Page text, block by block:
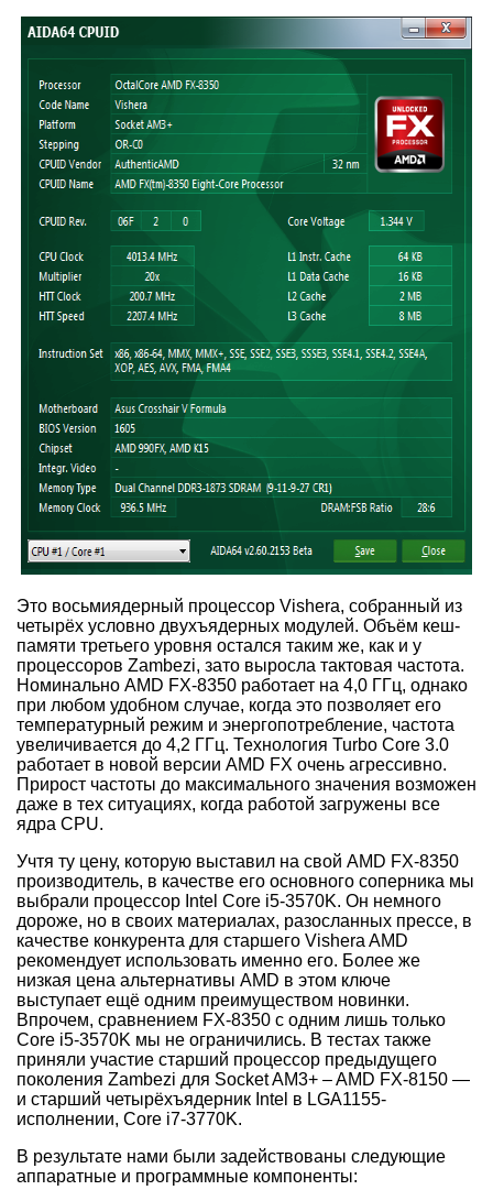
Это восьмиядерный процессор Vishera, собранный из
четырёх условно двухъядерных модулей. Объём кеш-
памяти третьего уровня остался таким же, как и у
процессоров Zambezi, зато выросла тактовая частота.
Номинально AMD FX-8350 работает на 4,0 ГГц, однако
при любом удобном случае, когда это позволяет его
температурный режим и энергопотребление, частота
увеличивается до 4,2 ГГц. Технология Turbo Core 3.0
работает в новой версии AMD FX очень агрессивно.
Прирост частоты до максимального значения возможен
даже в тех ситуациях, когда работой загружены все
ядра CPU.
Учтя ту цену, которую выставил на свой AMD FX-8350
производитель, в качестве его основного соперника мы
выбрали процессор Intel Core i5-3570K. Он немного
дороже, но в своих материалах, разосланных прессе, в
качестве конкурента для старшего Vishera AMD
рекомендует использовать именно его. Более же
низкая цена альтернативы AMD в этом ключе
выступает ещё одним преимуществом новинки.
Впрочем, сравнением FX-8350 с одним лишь только
Core i5-3570K мы не ограничились. В тестах также
приняли участие старший процессор предыдущего
поколения Zambezi для Socket AM3+ – AMD FX-8150 —
и старший четырёхъядерник Intel в LGA1155-
исполнении, Core i7-3770K.
В результате нами были задействованы следующие
аппаратные и программные компоненты: